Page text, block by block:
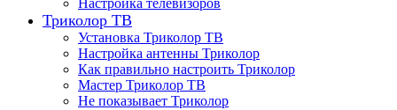
Настройка телевизоров
Триколор ТВ
Установка Триколор ТВ
Настройка антенны Триколор
Как правильно настроить Триколор
Мастер Триколор ТВ
Не показывает Триколор